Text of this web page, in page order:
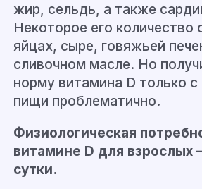
жир, сельдь, а также
Некоторое его количество
яйцах, сыре, говяжьей
сливочном масле. Но
норму витамина D только
пищи проблематично.
Физиологическая
витамине D для взрослых
сутки.